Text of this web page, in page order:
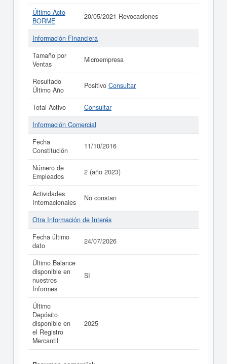
Último Acto
BORME
20/05/2021 Revocaciones
Información Financiera
Tamaño por
Ventas
Microempresa
Resultado
Último Año
Positivo Consultar
Total Activo
Consultar
Información Comercial
Fecha
Constitución
11/10/2016
Número de
Empleados
2 (año 2023)
Actividades
Internacionales
No constan
Otra Información de Interés
Fecha último
dato
24/07/2026
Último Balance
disponible en
nuestros
Informes
SI
Último
Depósito
disponible en
el Registro
Mercantil
2025